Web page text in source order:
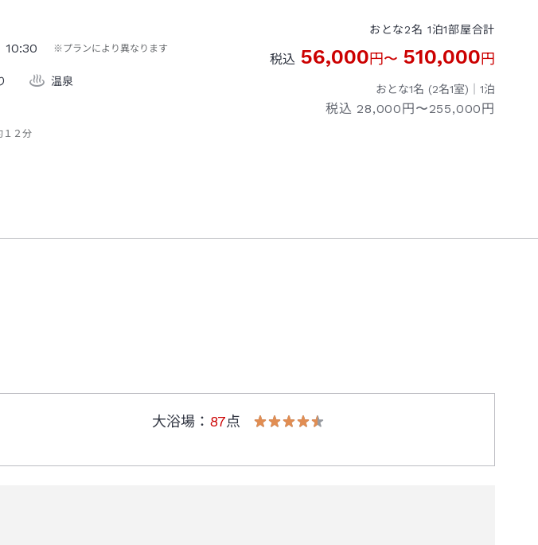
10:30 ※プランにより異なります
温泉
１２分
おとな2名 1泊1部屋合計
税込 56,000円〜 510,000円
おとな1名 (2名1室)｜ 1泊
税込 28,000円〜255,000円
大浴場 ： 87点